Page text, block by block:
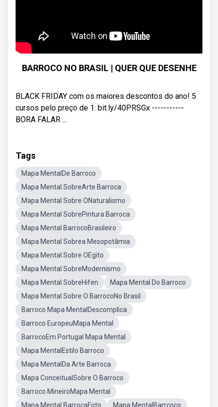
BARROCO NO BRASIL | QUER QUE DESENHE
BLACK FRIDAY com os maiores descontos do ano! 5
cursos pelo preço de 1: bit.ly/40PRSGx -----------
BORA FALAR ...
Tags
Mapa MentalDe Barroco
Mapa Mental SobreArte Barroca
Mapa Mental Sobre ONaturalismo
Mapa Mental SobrePintura Barroca
Mapa Mental BarrocoBrasileiro
Mapa Mental Sobrea Mesopotâmia
Mapa Mental Sobre OEgito
Mapa Mental SobreModernismo
Mapa Mental SobreHifen
Mapa Mental Do Barroco
Mapa Mental Sobre O BarrocoNo Brasil
Barroco Mapa MentalDescomplica
Barroco EuropeuMapa Mental
BarrocoEm Portugal Mapa Mental
Mapa MentalEstilo Barroco
Mapa MentalDa Arte Barroca
Mapa ConceitualSobre O Barroco
Barroco MineiroMapa Mental
Mapa Mental BarrocaFoto
Mapa MentalBarrcoco